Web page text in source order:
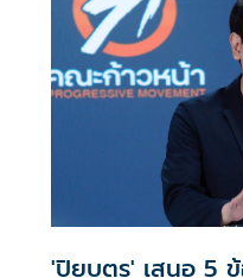
'ปิยบุตร' เสนอ 5